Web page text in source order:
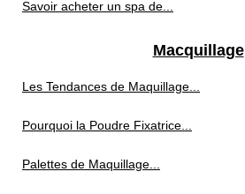
Savoir acheter un spa de...
Macquillage
Les Tendances de Maquillage...
Pourquoi la Poudre Fixatrice...
Palettes de Maquillage...